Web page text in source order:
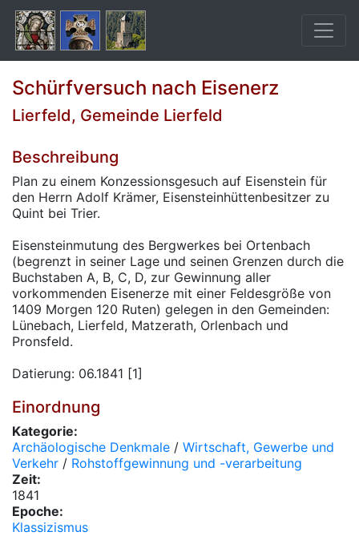
Schürfversuch nach Eisenerz
Lierfeld, Gemeinde Lierfeld
Beschreibung
Plan zu einem Konzessionsgesuch auf Eisenstein für
den Herrn Adolf Krämer, Eisensteinhüttenbesitzer zu
Quint bei Trier.
Eisensteinmutung des Bergwerkes bei Ortenbach
(begrenzt in seiner Lage und seinen Grenzen durch die
Buchstaben A, B, C, D, zur Gewinnung aller
vorkommenden Eisenerze mit einer Feldesgröße von
1409 Morgen 120 Ruten) gelegen in den Gemeinden:
Lünebach, Lierfeld, Matzerath, Orlenbach und
Pronsfeld.
Datierung: 06.1841 [1]
Einordnung
Kategorie:
Archäologische Denkmale / Wirtschaft, Gewerbe und
Verkehr / Rohstoffgewinnung und -verarbeitung
Zeit:
1841
Epoche:
Klassizismus